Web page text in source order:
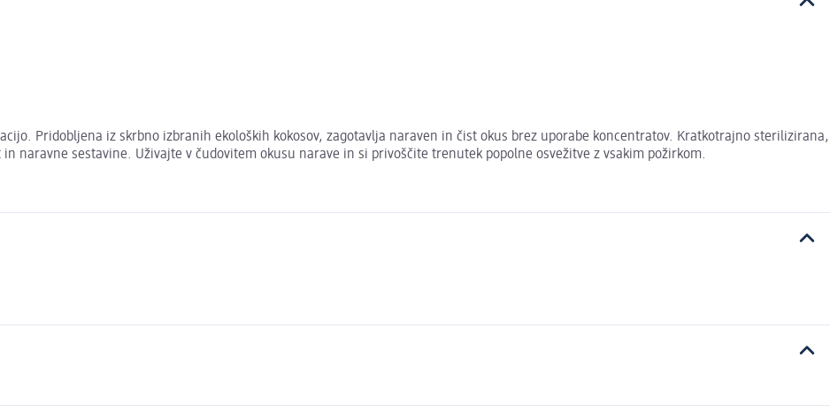
Pridobljena iz skrbno izbranih ekoloških kokosov, zagotavlja naraven in čist okus brez uporabe koncentratov. Kratkotrajno sterilizirana,
naravne sestavine. Uživajte v čudovitem okusu narave in si privoščite trenutek popolne osvežitve z vsakim požirkom.